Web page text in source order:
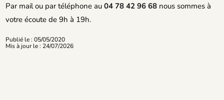
Par mail ou par téléphone au04 78 42 96 68 nous sommes à
votre écoute de 9h à 19h.
Publié le : 05/05/2020
Mis à jour le : 24/07/2026